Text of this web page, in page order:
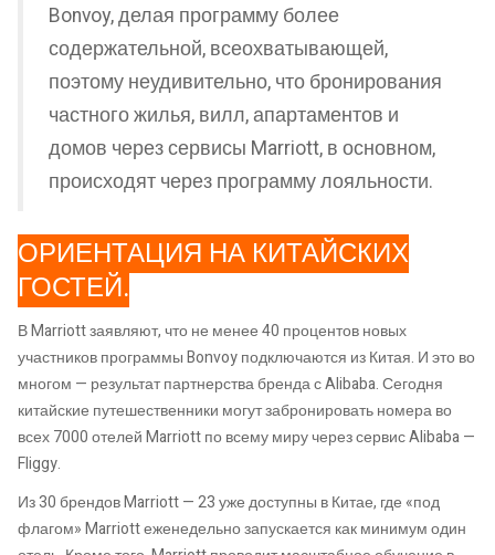
Bonvoy, делая программу более
содержательной, всеохватывающей,
поэтому неудивительно, что бронирования
частного жилья, вилл, апартаментов и
домов через сервисы Marriott, в основном,
происходят через программу лояльности.
ОРИЕНТАЦИЯ НА КИТАЙСКИХ
ГОСТЕЙ.
В Marriott заявляют, что не менее 40 процентов новых
участников программы Bonvoy подключаются из Китая. И это во
многом — результат партнерства бренда с Alibaba. Сегодня
китайские путешественники могут забронировать номера во
всех 7000 отелей Marriott по всему миру через сервис Alibaba —
Fliggy.
Из 30 брендов Marriott — 23 уже доступны в Китае, где «под
флагом» Marriott еженедельно запускается как минимум один